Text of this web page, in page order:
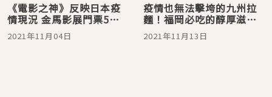
《電影之神》反映日本疫
情現況 金馬影展門票5分
鐘內搶光
2021年11月04日
疫情也無法擊垮的九州拉
麵！福岡必吃的醇厚滋味
「博多一双拉麵」
2021年11月13日